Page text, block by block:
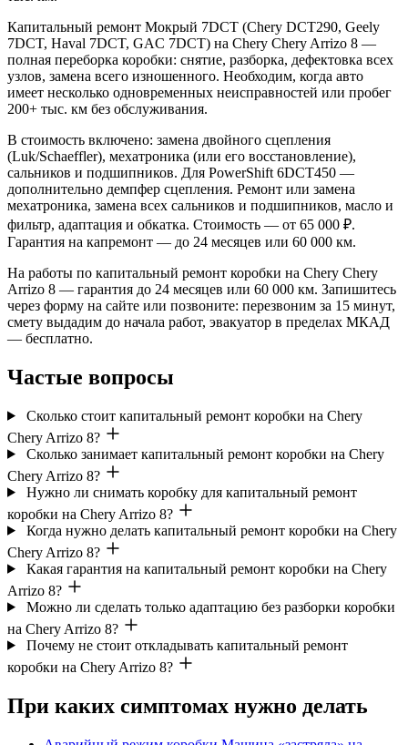
Капитальный ремонт Мокрый 7DCT (Chery DCT290, Geely
7DCT, Haval 7DCT, GAC 7DCT) на Chery Chery Arrizo 8 —
полная переборка коробки: снятие, разборка, дефектовка всех
узлов, замена всего изношенного. Необходим, когда авто
имеет несколько одновременных неисправностей или пробег
200+ тыс. км без обслуживания.
В стоимость включено: замена двойного сцепления
(Luk/Schaeffler), мехатроника (или его восстановление),
сальников и подшипников. Для PowerShift 6DCT450 —
дополнительно демпфер сцепления. Ремонт или замена
мехатроника, замена всех сальников и подшипников, масло и
фильтр, адаптация и обкатка. Стоимость — от 65 000 ₽.
Гарантия на капремонт — до 24 месяцев или 60 000 км.
На работы по капитальный ремонт коробки на Chery Chery
Arrizo 8 — гарантия до 24 месяцев или 60 000 км. Запишитесь
через форму на сайте или позвоните: перезвоним за 15 минут,
смету выдадим до начала работ, эвакуатор в пределах МКАД
— бесплатно.
Частые вопросы
Сколько стоит капитальный ремонт коробки на Chery
Chery Arrizo 8?
Сколько занимает капитальный ремонт коробки на Chery
Chery Arrizo 8?
Нужно ли снимать коробку для капитальный ремонт
коробки на Chery Arrizo 8?
Когда нужно делать капитальный ремонт коробки на Chery
Chery Arrizo 8?
Какая гарантия на капитальный ремонт коробки на Chery
Arrizo 8?
Можно ли сделать только адаптацию без разборки коробки
на Chery Arrizo 8?
Почему не стоит откладывать капитальный ремонт
коробки на Chery Arrizo 8?
При каких симптомах нужно делать